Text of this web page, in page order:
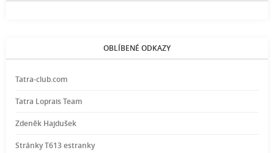
OBLÍBENÉ ODKAZY
Tatra-club.com
Tatra Loprais Team
Zdeněk Hajdušek
Stránky T613 estranky